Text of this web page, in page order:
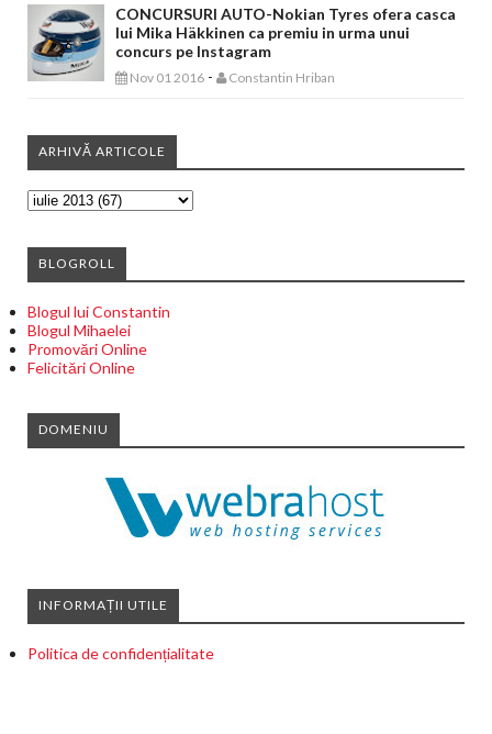
CONCURSURI AUTO-Nokian Tyres ofera casca
lui Mika Häkkinen ca premiu in urma unui
concurs pe Instagram
Nov 01 2016 - Constantin Hriban
ARHIVĂ ARTICOLE
BLOGROLL
Blogul lui Constantin
Blogul Mihaelei
Promovări Online
Felicitări Online
DOMENIU
INFORMAȚII UTILE
Politica de confidențialitate